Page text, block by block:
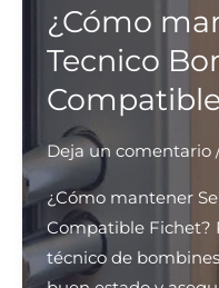
comunidad
¿Cómo
Tecnico
Deja un comentario
¿Cómo mantener
Compatible Fichet?
técnico de